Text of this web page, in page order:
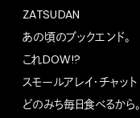
ZATSUDAN
あの頃のブックエンド。
これDOW!?
スモールアレイ・チャット
どのみち毎日食べるから。